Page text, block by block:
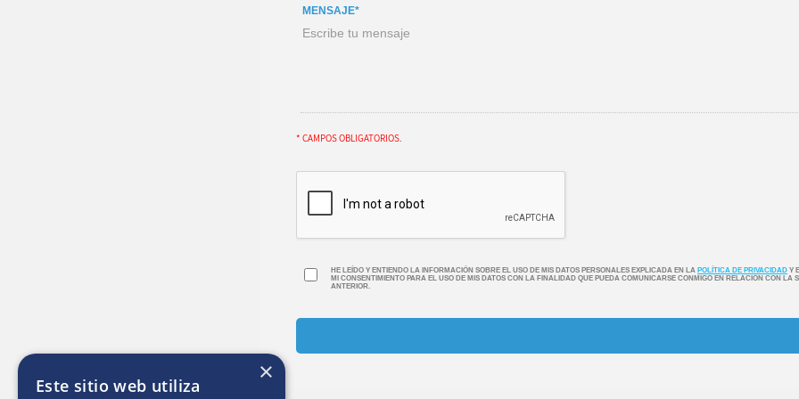
MENSAJE*
* CAMPOS OBLIGATORIOS.
HE LEÍDO Y ENTIENDO LA INFORMACIÓN SOBRE EL USO DE MIS DATOS PERSONALES EXPLICADA EN LA POLÍTICA DE PRIVACIDAD Y
MI CONSENTIMIENTO PARA EL USO DE MIS DATOS CON LA FINALIDAD QUE PUEDA COMUNICARSE CONMIGO EN RELACIÓN CON LA
ANTERIOR.
×
Este sitio web utiliza